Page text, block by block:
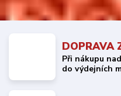
DOPRAVA
Při nákupu
do výdejních